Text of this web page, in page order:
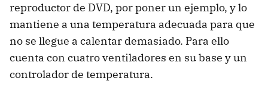
reproductor de DVD, por poner un ejemplo, y lo
mantiene a una temperatura adecuada para que
no se llegue a calentar demasiado. Para ello
cuenta con cuatro ventiladores en su base y un
controlador de temperatura.